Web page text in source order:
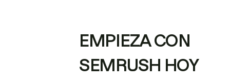
EMPIEZA CON
SEMRUSH HOY